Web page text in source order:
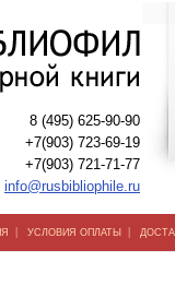
8 (495) 625-90-90
+7(903) 723-69-19
+7(903) 721-71-77
info@rusbibliophile.ru
| УСЛОВИЯ ОПЛАТЫ |